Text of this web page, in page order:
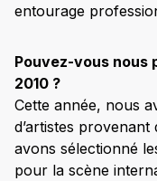
entourage
Pouvez-vous nous
2010 ?
Cette année, nous
d’artistes
avons sélectionné
pour la scène